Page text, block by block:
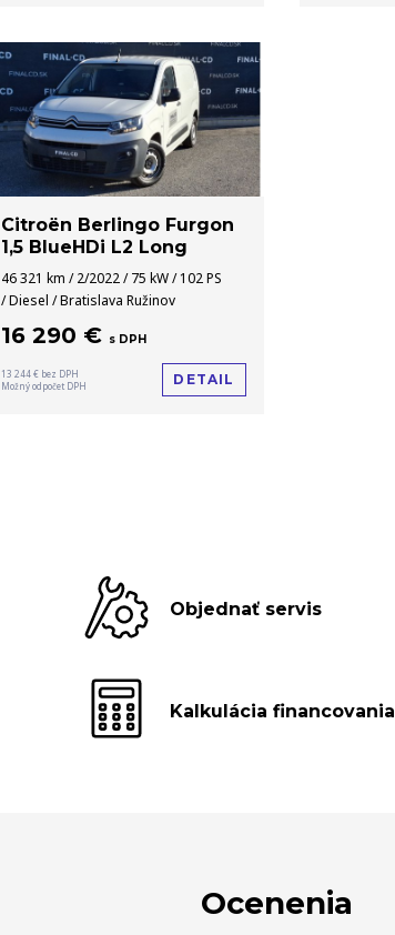
Citroën Berlingo Furgon
1,5 BlueHDi L2 Long
46 321 km / 2/2022 / 75 kW / 102 PS
/ Diesel / Bratislava Ružinov
16 290 € s DPH
13 244 € bez DPH
Možný odpočet DPH
DETAIL
Objednať servis
Kalkulácia financovania
Ocenenia